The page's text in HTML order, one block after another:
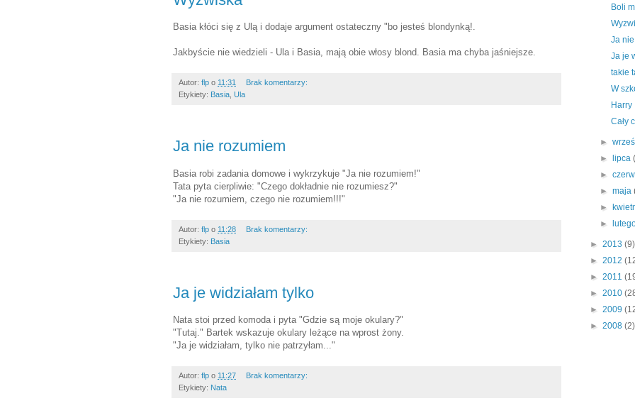
Basia kłóci się z Ulą i dodaje argument ostateczny "bo jesteś blondynką!.
Jakbyście nie wiedzieli - Ula i Basia, mają obie włosy blond. Basia ma chyba jaśniejsze.
Autor: flp o 11:31
Brak komentarzy:
Etykiety: Basia Ula
Ja nie rozumiem
Basia robi zadania domowe i wykrzykuje "Ja nie rozumiem!"
Tata pyta cierpliwie: "Czego dokładnie nie rozumiesz?"
"Ja nie rozumiem, czego nie rozumiem!!!"
Autor: flp o 11:28
Brak komentarzy:
Etykiety: Basia
Ja je widziałam tylko
Nata stoi przed komoda i pyta "Gdzie są moje okulary?"
"Tutaj." Bartek wskazuje okulary leżące na wprost żony.
"Ja je widziałam, tylko nie patrzyłam..."
Autor: flp o 11:27
Brak komentarzy:
Etykiety: Nata
Boli
Ja
Ja je
takie
W
Harry
Cały
►
►
lipca
►
►maja
►
►
► 2013 (9)
► 2012
► 2011
► 2010
► 2009
► 2008 (2)